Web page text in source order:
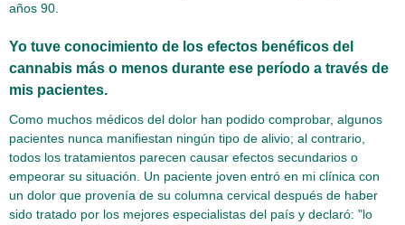
años 90.
Yo tuve conocimiento de los efectos benéficos del
cannabis más o menos durante ese período a través de
mis pacientes.
Como muchos médicos del dolor han podido comprobar, algunos
pacientes nunca manifiestan ningún tipo de alivio; al contrario,
todos los tratamientos parecen causar efectos secundarios o
empeorar su situación. Un paciente joven entró en mi clínica con
un dolor que provenía de su columna cervical después de haber
sido tratado por los mejores especialistas del país y declaró: "lo